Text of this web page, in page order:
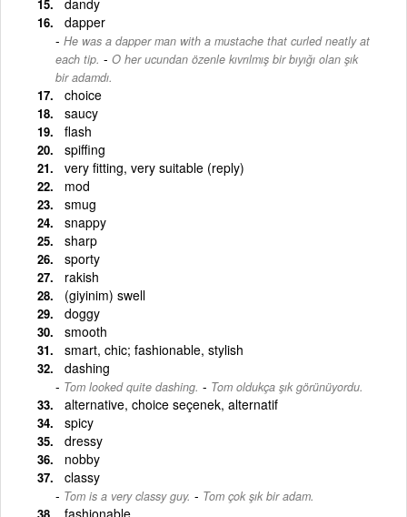
dapper
He was a dapper man with a mustache that curled neatly at
each tip. - O her ucundan özenle kıvrılmış bir bıyığı olan şık
bir adamdı.
choice
saucy
flash
spiffing
very fitting, very suitable (reply)
mod
smug
snappy
sharp
sporty
rakish
(giyinim) swell
doggy
smooth
smart, chic; fashionable, stylish
dashing
Tom looked quite dashing. - Tom oldukça şık görünüyordu.
alternative, choice seçenek, alternatif
spicy
dressy
nobby
classy
Tom is a very classy guy. - Tom çok şık bir adam.
fashionable